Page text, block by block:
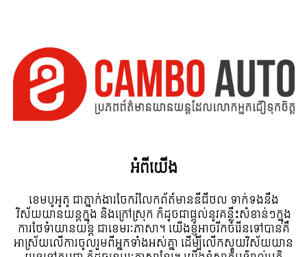
អំពី​យើង
ខេមបូអូតូ ជាភ្នាក់ងារចែករំលែកព័ត៍មានឌីជីថល ទាក់ទងនឹង
វិស័យយានយន្តក្នុង និងក្រៅស្រុក ក៏ដូចជាផ្តល់នូវគន្លឹះសំខាន់ៗក្នុង
ការថែទំាយានយន្ត ជាខេមរៈភាសា។ យើងខ្ញុំអាចរីកចំរើនទៅបានគឺ
អាស្រ័យលើការចូលរួមពីអ្នកទាំងអស់គ្នា ដើម្បីលើកស្ទួយវិស័យយាន